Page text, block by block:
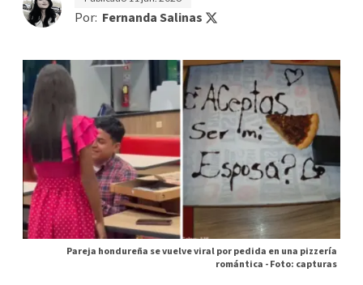
Por: Fernanda Salinas
Pareja hondureña se vuelve viral por pedida en una pizzería
romántica -Foto: capturas